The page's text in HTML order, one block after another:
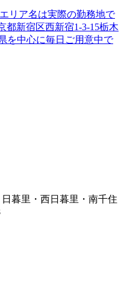
リア名は実際の勤務地で
都新宿区西新宿1-3-15栃木
を中心に毎日ご用意中で
暮里・西日暮里・南千住